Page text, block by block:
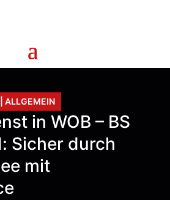
ALLGEMEIN
in WOB – BS
Sicher durch
mit